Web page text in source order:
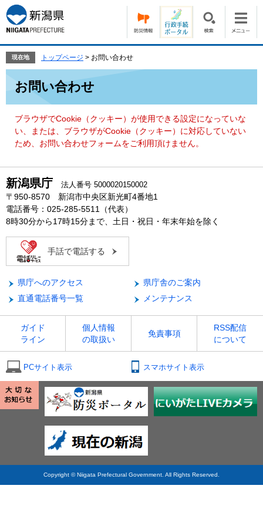
ー
ジ
の
頭
す。
ニ
ュ
ー
飛
て
現在地 トップページ > お問い合わせ
お問い合わせ
ブラウザでCookie（クッキー）が使用できる設定になっていな
い、または、ブラウザがCookie（クッキー）に対応していない
ため、お問い合わせフォームをご利用頂けません。
新潟県庁 法人番号 5000020150002
〒950-8570 新潟市中央区新光町4番地1
電話番号：025-285-5511（代表）
8時30分から17時15分まで、土日・祝日・年末年始を除く
手話で電話する
県庁へのアクセス
県庁舎のご案内
直通電話番号一覧
メンテナンス
ガイド
ライン
個人情報
の取扱い
免責事項
RSS配信
について
PCサイト表示 スマホサイト表示
Copyright © Niigata Prefectural Government. All Rights Reserved.